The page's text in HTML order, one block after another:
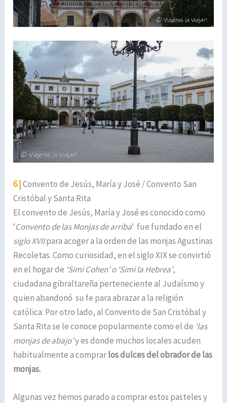
6 |Convento de Jesús, María y José / Convento San
Cristóbal y Santa Rita
El convento de Jesús, María y José es conocido como
‘Convento de las Monjas de arriba‘ fue fundado en el
siglo XVIIpara acoger a la orden de las monjas Agustinas
Recoletas. Como curiosidad, en el siglo XIX se convirtió
en el hogar de ‘Simi Cohen’ o ‘Simi la Hebrea’,
ciudadana gibraltareña perteneciente al Judaísmo y
quien abandonó su fe para abrazar a la religión
católica. Por otro lado, al Convento de San Cristóbal y
Santa Rita se le conoce popularmente como el de ‘las
monjas de abajo’y es donde muchos locales acuden
habitualmente a comprarlos dulces del obrador de las
monjas.
Algunas vez hemos parado a comprar estos pasteles y